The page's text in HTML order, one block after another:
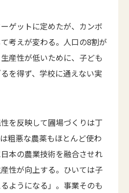
ゲットに定めたが、カンボ
考えが変わる。人口の8割が
産性が低いために、子ども
を得ず、学校に通えない実
性を反映して圃場づくりは丁
粗悪な農薬もほとんど使わ
本の農業技術を融合させれ
性が向上する。ひいては子
ようになる」。事業そのも